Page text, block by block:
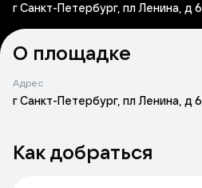
г Санкт-Петербург, пл Ленина, д 6
О площадке
Адрес
г Санкт-Петербург, пл Ленина, д 6
Как добраться